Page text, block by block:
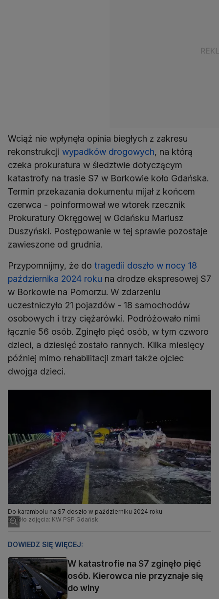
Wciąż nie wpłynęła opinia biegłych z zakresu
rekonstrukcji wypadków drogowych, na którą
czeka prokuratura w śledztwie dotyczącym
katastrofy na trasie S7 w Borkowie koło Gdańska.
Termin przekazania dokumentu mijał z końcem
czerwca - poinformował we wtorek rzecznik
Prokuratury Okręgowej w Gdańsku Mariusz
Duszyński. Postępowanie w tej sprawie pozostaje
zawieszone od grudnia.
Przypomnijmy, że do tragedii doszło w nocy 18
października 2024 roku na drodze ekspresowej S7
w Borkowie na Pomorzu. W zdarzeniu
uczestniczyło 21 pojazdów - 18 samochodów
osobowych i trzy ciężarówki. Podróżowało nimi
łącznie 56 osób. Zginęło pięć osób, w tym czworo
dzieci, a dziesięć zostało rannych. Kilka miesięcy
później mimo rehabilitacji zmarł także ojciec
dwojga dzieci.
Do karambolu na S7 doszło w październiku 2024 roku
Źródło zdjęcia: KW PSP Gdańsk
DOWIEDZ SIĘ WIĘCEJ:
W katastrofie na S7 zginęło pięć
osób. Kierowca nie przyznaje się
do winy